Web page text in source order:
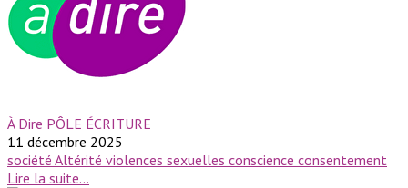
À Dire PÔLE ÉCRITURE
11 décembre 2025
société Altérité violences sexuelles conscience consentement
Lire la suite...